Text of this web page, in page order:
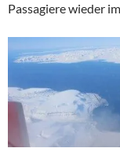
Passagiere wieder